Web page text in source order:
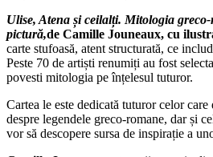
Ulise, Atena și ceilalți. Mitologia
pictură,de Camille Jouneaux, cu
carte stufoasă, atent structurată, ce
Peste 70 de artiști renumiți au fost
povesti mitologia pe înțelesul tuturor.
Cartea le este dedicată tuturor celor
despre legendele greco-romane, dar și
vor să descopere sursa de inspirație a